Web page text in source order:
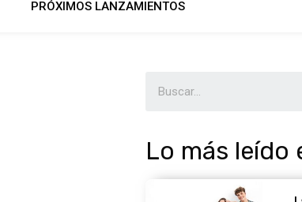
PRÓXIMOS LANZAMIENTOS
Lo más leído